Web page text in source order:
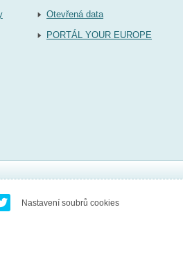
Otevřená data
PORTÁL YOUR EUROPE
Nastavení soubrů cookies